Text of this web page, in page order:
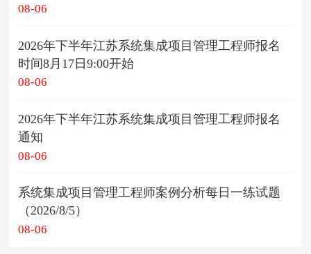
08-06
2026年下半年江苏系统集成项目管理工程师报名
时间8月17日9:00开始
08-06
2026年下半年江苏系统集成项目管理工程师报名
通知
08-06
系统集成项目管理工程师案例分析每日一练试题
（2026/8/5）
08-06